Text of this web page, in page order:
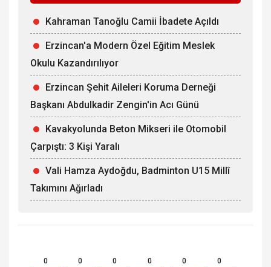
Kahraman Tanoğlu Camii İbadete Açıldı
Erzincan'a Modern Özel Eğitim Meslek
Okulu Kazandırılıyor
Erzincan Şehit Aileleri Koruma Derneği
Başkanı Abdulkadir Zengin'in Acı Günü
Kavakyolunda Beton Mikseri ile Otomobil
Çarpıştı: 3 Kişi Yaralı
Vali Hamza Aydoğdu, Badminton U15 Millî
Takımını Ağırladı
0 0 0 0 0 0